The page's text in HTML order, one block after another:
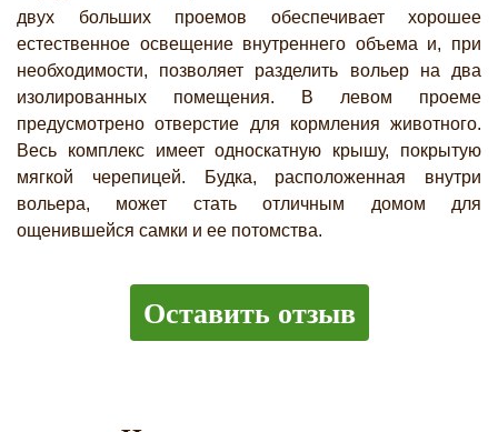
двух больших проемов обеспечивает хорошее
естественное освещение внутреннего объема и, при
необходимости, позволяет разделить вольер на два
изолированных помещения. В левом проеме
предусмотрено отверстие для кормления животного.
Весь комплекс имеет односкатную крышу, покрытую
мягкой черепицей. Будка, расположенная внутри
вольера, может стать отличным домом для
ощенившейся самки и ее потомства.
Оставить отзыв